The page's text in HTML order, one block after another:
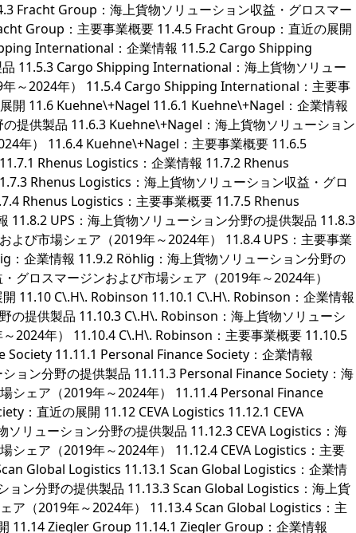
Fracht Group：海上貨物ソリューション収益・グロスマー
Group：主要事業概要 11.4.5 Fracht Group：直近の展開
International：企業情報 11.5.2 Cargo Shipping
11.5.3 Cargo Shipping International：海上貨物ソリュー
～2024年） 11.5.4 Cargo Shipping International：主要事
11.6 Kuehne\+Nagel 11.6.1 Kuehne\+Nagel：企業情報
提供製品 11.6.3 Kuehne\+Nagel：海上貨物ソリューション
年） 11.6.4 Kuehne\+Nagel：主要事業概要 11.6.5
Rhenus Logistics：企業情報 11.7.2 Rhenus
Rhenus Logistics：海上貨物ソリューション収益・グロ
Rhenus Logistics：主要事業概要 11.7.5 Rhenus
11.8.2 UPS：海上貨物ソリューション分野の提供製品 11.8.3
よび市場シェア（2019年～2024年） 11.8.4 UPS：主要事業
：企業情報 11.9.2 Röhlig：海上貨物ソリューション分野の
グロスマージンおよび市場シェア（2019年～2024年）
11.10 C\.H\. Robinson 11.10.1 C\.H\. Robinson：企業情報
の提供製品 11.10.3 C\.H\. Robinson：海上貨物ソリューシ
2024年） 11.10.4 C\.H\. Robinson：主要事業概要 11.10.5
11.11.1 Personal Finance Society：企業情報
ョン分野の提供製品 11.11.3 Personal Finance Society：海
シェア（2019年～2024年） 11.11.4 Personal Finance
：直近の展開 11.12 CEVA Logistics 11.12.1 CEVA
リューション分野の提供製品 11.12.3 CEVA Logistics：海
シェア（2019年～2024年） 11.12.4 CEVA Logistics：主要
Global Logistics 11.13.1 Scan Global Logistics：企業情
ン分野の提供製品 11.13.3 Scan Global Logistics：海上貨
ア（2019年～2024年） 11.13.4 Scan Global Logistics：主
11.14 Ziegler Group 11.14.1 Ziegler Group：企業情報